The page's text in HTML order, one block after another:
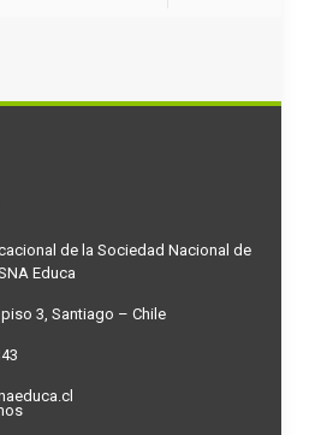
de la Sociedad Nacional de
Educa
3, Santiago – Chile